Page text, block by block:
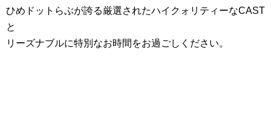
ひめドットらぶが誇る厳選されたハイクォリティーなCAST
と
リーズナブルに特別なお時間をお過ごしください。